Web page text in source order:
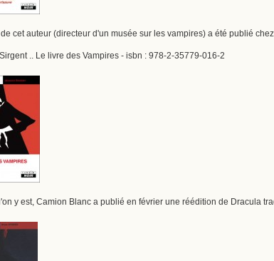
cet auteur (directeur d'un musée sur les vampires) a été publié
.. Le livre des Vampires - isbn : 978-2-35779-016-2
y est, Camion Blanc a publié en février une réédition de Dracula